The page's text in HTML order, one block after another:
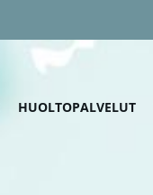
HUOLTOPALVELUT